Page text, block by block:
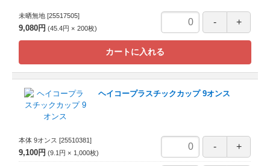
未晒無地 [25517505]
9,080円 45.4円 200枚
カートに入れる
ヘイコープラスチックカップ 9オンス
本体 9オンス [25510381]
9,100円 9.1円 1,000枚